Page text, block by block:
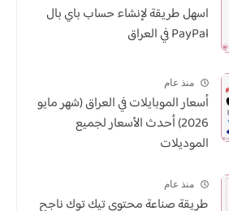
اسهل طريقة لإنشاء حساب باي بال
PayPal في العراق
منذ عام
أسعار الموبايلات في العراق (شهر مايو
2026) أحدث الأسعار لجميع
الموديلات
منذ عام
طريقة صناعة محتوى تيك توك ناجح